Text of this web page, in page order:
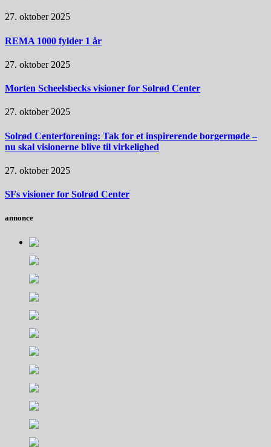
27. oktober 2025
REMA 1000 fylder 1 år
27. oktober 2025
Morten Scheelsbecks visioner for Solrød Center
27. oktober 2025
Solrød Centerforening: Tak for et inspirerende borgermøde –
nu skal visionerne blive til virkelighed
27. oktober 2025
SFs visioner for Solrød Center
annonce